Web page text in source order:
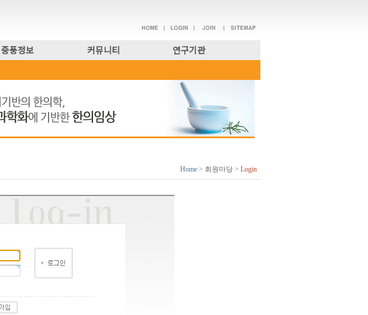
중풍정보 커뮤니티 연구기관
Home > 회원마당 > Login